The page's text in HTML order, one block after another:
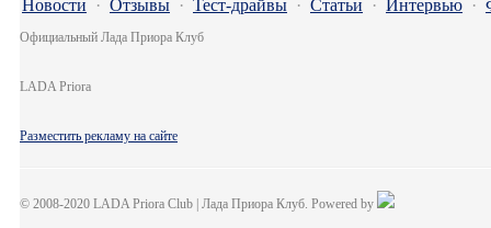
Новости · Отзывы · Тест-драйвы · Статьи · Интервью ·
Официальный Лада Приора Клуб
LADA Priora
Разместить рекламу на сайте
© 2008-2020 LADA Priora Club | Лада Приора Клуб. Powered by